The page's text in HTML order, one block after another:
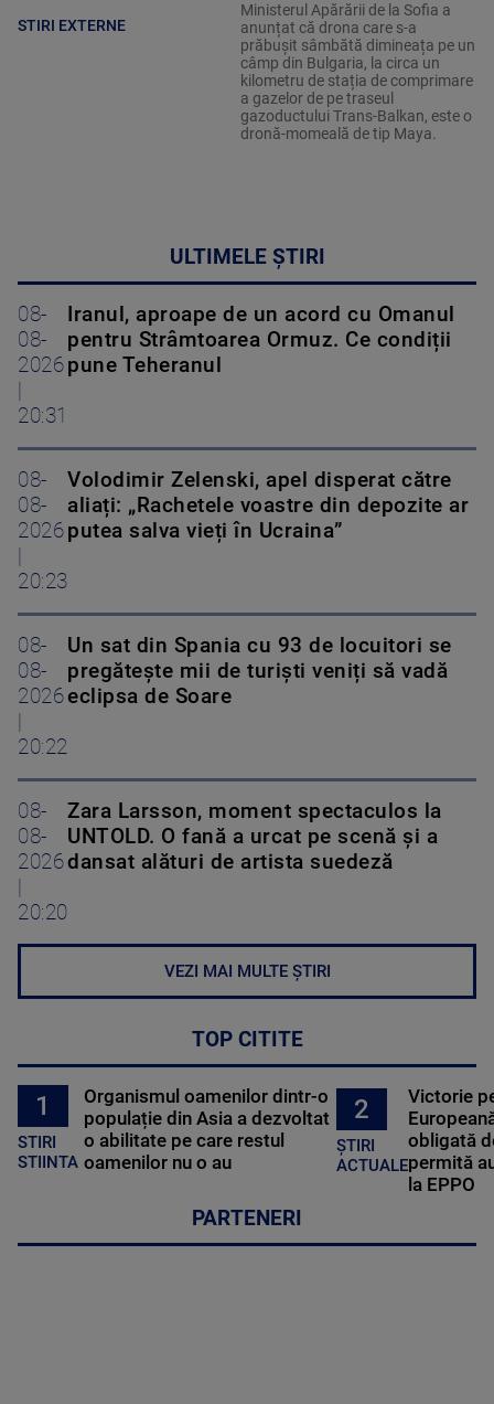
STIRI EXTERNE
Ministerul Apărării de la Sofia a
anunțat că drona care s-a
prăbușit sâmbătă dimineața pe un
câmp din Bulgaria, la circa un
kilometru de stația de comprimare
a gazelor de pe traseul
gazoductului Trans-Balkan, este o
dronă-momeală de tip Maya.
ULTIMELE ȘTIRI
08-
08-
2026
20:31
Iranul, aproape de un acord cu Omanul
pentru Strâmtoarea Ormuz. Ce condiții
pune Teheranul
08-
08-
2026
20:23
Volodimir Zelenski, apel disperat către
aliați: „Rachetele voastre din depozite ar
putea salva vieți în Ucraina”
08-
08-
2026
20:22
Un sat din Spania cu 93 de locuitori se
pregătește mii de turiști veniți să vadă
eclipsa de Soare
08-
08-
2026
20:20
Zara Larsson, moment spectaculos la
UNTOLD. O fană a urcat pe scenă și a
dansat alături de artista suedeză
VEZI MAI MULTE ȘTIRI
TOP CITITE
1
STIRI
STIINTA
Organismul oamenilor dintr-o
populație din Asia a dezvoltat
o abilitate pe care restul
oamenilor nu o au
2
ȘTIRI
ACTUALE
Victorie
obligată
permită
la EPPO
PARTENERI